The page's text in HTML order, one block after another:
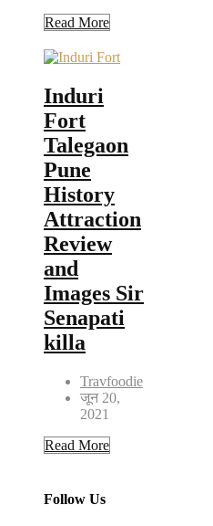
Read More
Induri
Fort
Talegaon
Pune
History
Attraction
Review
and
Images Sir
Senapati
killa
Travfoodie
जून 20,
2021
Read More
Follow Us